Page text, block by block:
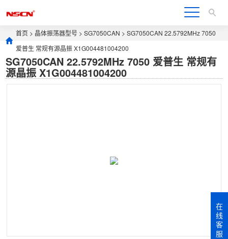
首页 > 晶体振荡器型号 >SG7050CAN > SG7050CAN 22.5792MHz 7050
爱普生 常规有源晶振 X1G004481004200
SG7050CAN 22.5792MHz 7050 爱普生 常规有
源晶振 X1G004481004200
在
线
客
服